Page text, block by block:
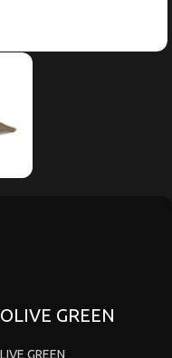
GREEN
GREEN